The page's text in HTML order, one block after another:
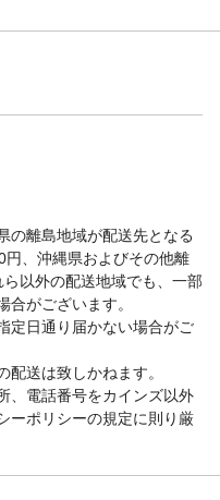
の離島地域が配送先となる
、沖縄県およびその他離
以外の配送地域でも、一部
がございます。
定日通り届かない場合がご
送は致しかねます。
、電話番号をカインズ以外
ーポリシーの規定に則り厳